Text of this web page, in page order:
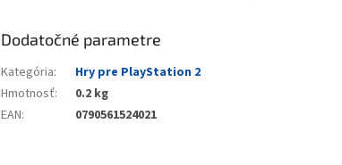
Dodatočné parametre
Kategória:
Hry pre PlayStation 2
Hmotnosť:
0.2 kg
EAN: 0790561524021